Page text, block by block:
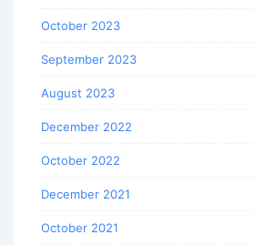
October 2023
September 2023
August 2023
December 2022
October 2022
December 2021
October 2021